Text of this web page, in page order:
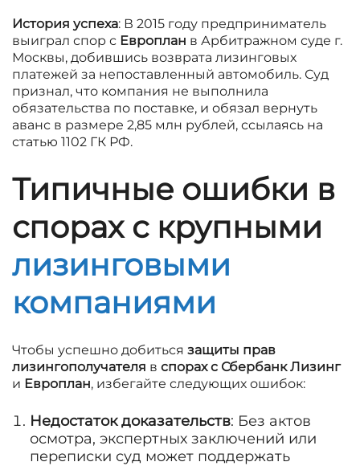
История успеха: В 2015 году предприниматель
выиграл спор с Европлан в Арбитражном суде г.
Москвы, добившись возврата лизинговых
платежей за непоставленный автомобиль. Суд
признал, что компания не выполнила
обязательства по поставке, и обязал вернуть
аванс в размере 2,85 млн рублей, ссылаясь на
статью 1102 ГК РФ.
Типичные ошибки в
спорах с крупными
лизинговыми
компаниями
Чтобы успешно добиться защиты прав
лизингополучателя в спорах с Сбербанк Лизинг
и Европлан, избегайте следующих ошибок:
Недостаток доказательств: Без актов
осмотра, экспертных заключений или
переписки суд может поддержать